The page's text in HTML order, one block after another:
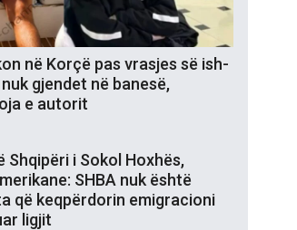
në Korçë pas vrasjes së ish-
gjendet në banesë,
e autorit
Shqipëri i Sokol Hoxhës,
SHBA nuk është
që keqpërdorin emigracioni
ligjit